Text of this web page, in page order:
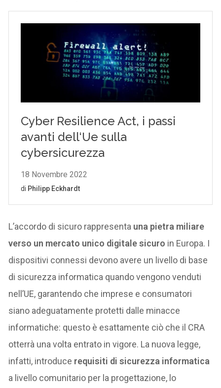
L’accordo di sicuro rappresenta una pietra miliare
verso un mercato unico digitale sicuro in Europa. I
dispositivi connessi devono avere un livello di base
di sicurezza informatica quando vengono venduti
nell’UE, garantendo che imprese e consumatori
siano adeguatamente protetti dalle minacce
informatiche: questo è esattamente ciò che il CRA
otterrà una volta entrato in vigore. La nuova legge,
infatti, introduce requisiti di sicurezza informatica
a livello comunitario per la progettazione, lo